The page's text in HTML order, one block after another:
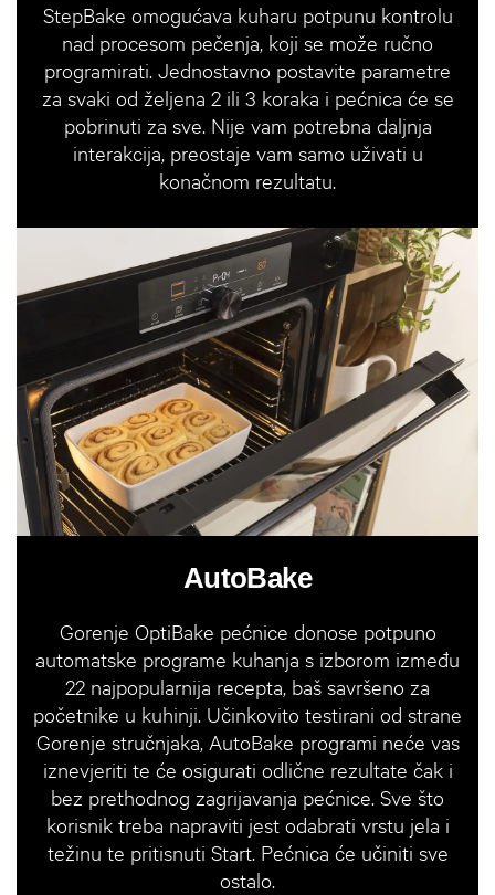
StepBake omogućava kuharu potpunu kontrolu
nad procesom pečenja, koji se može ručno
programirati. Jednostavno postavite parametre
za svaki od željena 2 ili 3 koraka i pećnica će se
pobrinuti za sve. Nije vam potrebna daljnja
interakcija, preostaje vam samo uživati ​​u
konačnom rezultatu.
AutoBake
Gorenje OptiBake pećnice donose potpuno
automatske programe kuhanja s izborom između
22 najpopularnija recepta, baš savršeno za
početnike u kuhinji. Učinkovito testirani od strane
Gorenje stručnjaka, AutoBake programi neće vas
iznevjeriti te će osigurati odlične rezultate čak i
bez prethodnog zagrijavanja pećnice. Sve što
korisnik treba napraviti jest odabrati vrstu jela i
težinu te pritisnuti Start. Pećnica će učiniti sve
ostalo.